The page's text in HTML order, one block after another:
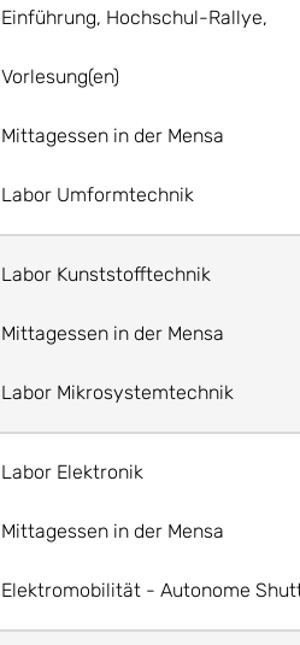
Einführung, Hochschul-Rallye,
Vorlesung(en)
Mittagessen in der Mensa
Labor Umformtechnik
Labor Kunststofftechnik
Mittagessen in der Mensa
Labor Mikrosystemtechnik
Labor Elektronik
Mittagessen in der Mensa
Elektromobilität - Autonome